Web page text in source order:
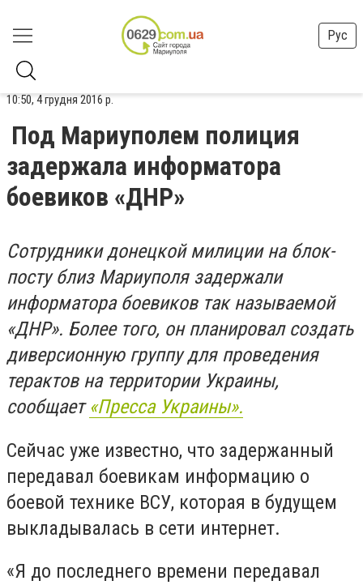
Рус
10:50, 4 грудня 2016 р.
Под Мариуполем полиция
задержала информатора
боевиков «ДНР»
Сотрудники донецкой милиции на блок-
посту близ Мариуполя задержали
информатора боевиков так называемой
«ДНР». Более того, он планировал создать
диверсионную группу для проведения
терактов на территории Украины,
сообщает «Пресса Украины».
Сейчас уже известно, что задержанный
передавал боевикам информацию о
боевой технике ВСУ, которая в будущем
выкладывалась в сети интернет.
«Я до последнего времени передавал